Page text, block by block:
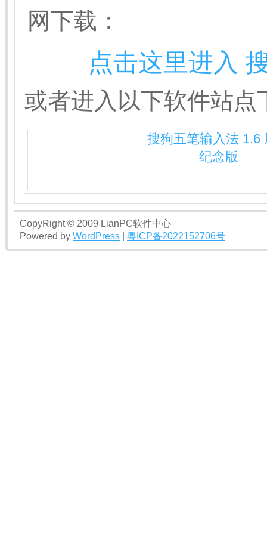
网下载：
点击这里进入
或者进入以下软件站点
搜狗五笔输入法 1.6
纪念版
CopyRight © 2009 LianPC软件中心
Powered by WordPress 粤ICP备2022152706号